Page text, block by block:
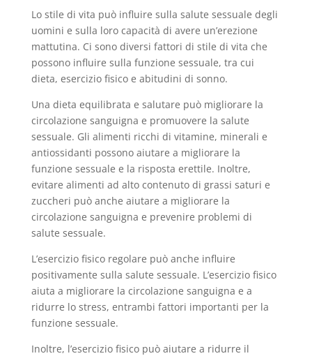
Lo stile di vita può influire sulla salute sessuale degli
uomini e sulla loro capacità di avere un’erezione
mattutina. Ci sono diversi fattori di stile di vita che
possono influire sulla funzione sessuale, tra cui
dieta, esercizio fisico e abitudini di sonno.
Una dieta equilibrata e salutare può migliorare la
circolazione sanguigna e promuovere la salute
sessuale. Gli alimenti ricchi di vitamine, minerali e
antiossidanti possono aiutare a migliorare la
funzione sessuale e la risposta erettile. Inoltre,
evitare alimenti ad alto contenuto di grassi saturi e
zuccheri può anche aiutare a migliorare la
circolazione sanguigna e prevenire problemi di
salute sessuale.
L’esercizio fisico regolare può anche influire
positivamente sulla salute sessuale. L’esercizio fisico
aiuta a migliorare la circolazione sanguigna e a
ridurre lo stress, entrambi fattori importanti per la
funzione sessuale.
Inoltre, l’esercizio fisico può aiutare a ridurre il